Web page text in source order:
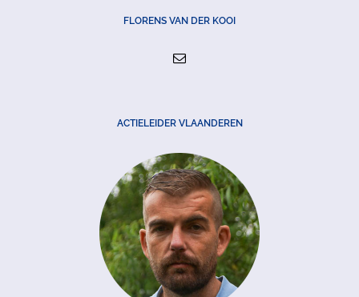
FLORENS VAN DER KOOI
ACTIELEIDER VLAANDEREN